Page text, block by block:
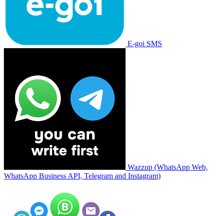
E-goi SMS
Wazzup (WhatsApp Web,
WhatsApp Business API, Telegram and Instagram)